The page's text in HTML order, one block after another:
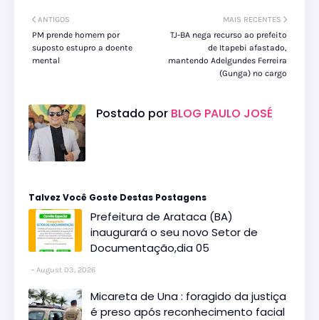
MAIS RECENTES
TJ-BA nega recurso ao prefeito
de Itapebi afastado,
mantendo Adelgundes Ferreira
(Gunga) no cargo
ANTIGOS
PM prende homem por
suposto estupro a doente
mental
Postado por BLOG PAULO JOSÉ
Talvez Você Goste Destas Postagens
Prefeitura de Arataca (BA)
inaugurará o seu novo Setor de
Documentação,dia 05
August 03, 2026
Micareta de Una : foragido da justiça
é preso após reconhecimento facial